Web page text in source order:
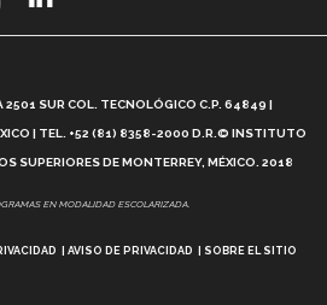
Modelo Educativo Tec? (video)
e Inteligencia Artificial, Paola
2501 SUR COL. TECNOLÓGICO C.P. 64849 |
| TEL. +52 (81) 8358-2000 D.R.© INSTITUTO
SUPERIORES DE MONTERREY, MÉXICO. 2018
EN MODALIDAD ESCOLARIZADA.
AVISO DE PRIVACIDAD SOBRE EL SITIO